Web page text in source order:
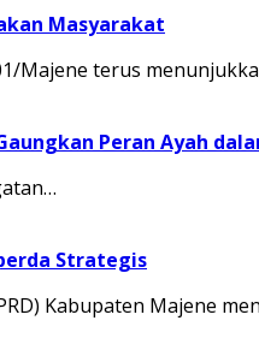
Masyarakat
Majene terus
Peran Ayah
Strategis
Kabupaten Majene